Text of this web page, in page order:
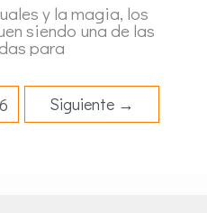
y la magia, los
siendo una de las
para
Siguiente →